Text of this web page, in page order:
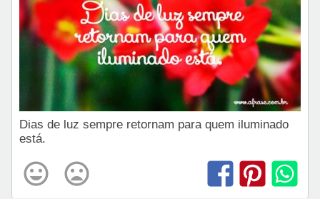
Dias de luz sempre retornam para quem iluminado
está.